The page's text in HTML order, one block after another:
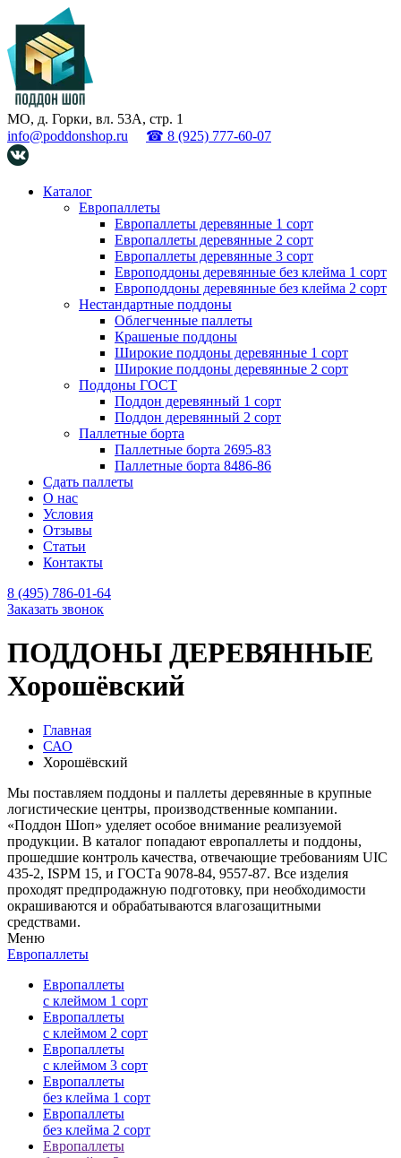
МО, д. Горки, вл. 53А, стр. 1
info@poddonshop.ru
☎ 8 (925) 777-60-07
Каталог
Европаллеты
Европаллеты деревянные 1 сорт
Европаллеты деревянные 2 сорт
Европаллеты деревянные 3 сорт
Европоддоны деревянные без клейма 1 сорт
Европоддоны деревянные без клейма 2 сорт
Нестандартные поддоны
Облегченные паллеты
Крашеные поддоны
Широкие поддоны деревянные 1 сорт
Широкие поддоны деревянные 2 сорт
Поддоны ГОСТ
Поддон деревянный 1 сорт
Поддон деревянный 2 сорт
Паллетные борта
Паллетные борта 2695-83
Паллетные борта 8486-86
Сдать паллеты
О нас
Условия
Отзывы
Статьи
Контакты
8 (495) 786-01-64
Заказать звонок
ПОДДОНЫ ДЕРЕВЯННЫЕ
Хорошёвский
Главная
САО
Хорошёвский
Мы поставляем поддоны и паллеты деревянные в крупные
логистические центры, производственные компании.
«Поддон Шоп» уделяет особое внимание реализуемой
продукции. В каталог попадают европаллеты и поддоны,
прошедшие контроль качества, отвечающие требованиям UIC
435-2, ISPM 15, и ГОСТа 9078-84, 9557-87. Все изделия
проходят предпродажную подготовку, при необходимости
окрашиваются и обрабатываются влагозащитными
средствами.
Меню
Европаллеты
Европаллеты
с клеймом 1 сорт
Европаллеты
с клеймом 2 сорт
Европаллеты
с клеймом 3 сорт
Европаллеты
без клейма 1 сорт
Европаллеты
без клейма 2 сорт
Европаллеты